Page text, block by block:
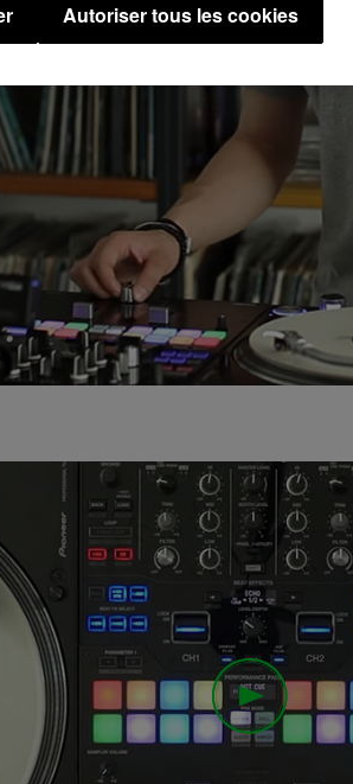
Autoriser tous les cookies